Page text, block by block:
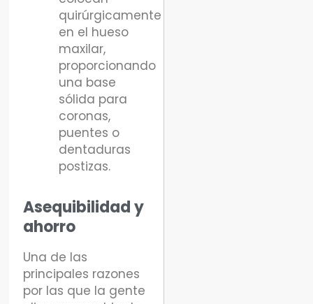
quirúrgicamente
en el hueso
maxilar,
proporcionando
una base
sólida para
coronas,
puentes o
dentaduras
postizas.
Asequibilidad y
ahorro
Una de las
principales razones
por las que la gente